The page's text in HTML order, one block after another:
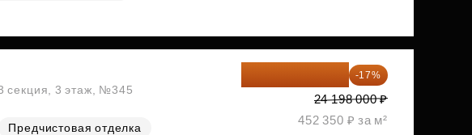
секция, 3 этаж, №345
Предчистовая отделка
-17%
24 198 000 ₽
452 350 ₽ за м²